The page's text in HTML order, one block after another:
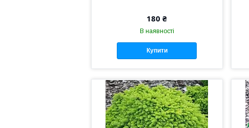
180 ₴
В наявності
Купити